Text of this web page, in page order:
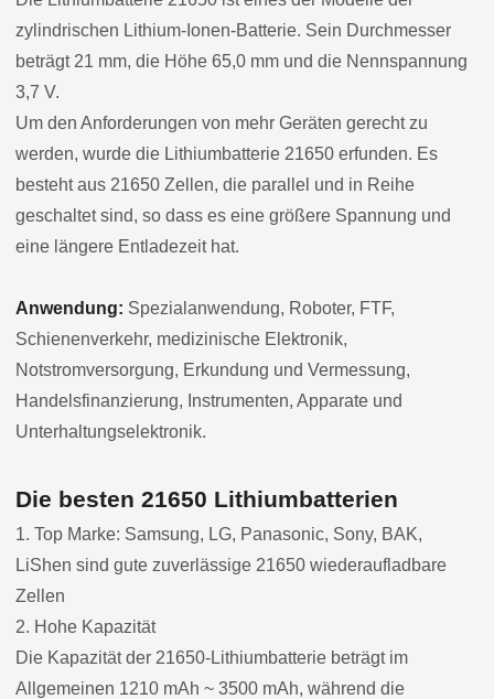
zylindrischen Lithium-Ionen-Batterie. Sein Durchmesser
beträgt 21 mm, die Höhe 65,0 mm und die Nennspannung
3,7 V.
Um den Anforderungen von mehr Geräten gerecht zu
werden, wurde die Lithiumbatterie 21650 erfunden. Es
besteht aus 21650 Zellen, die parallel und in Reihe
geschaltet sind, so dass es eine größere Spannung und
eine längere Entladezeit hat.
Anwendung: Spezialanwendung, Roboter, FTF,
Schienenverkehr, medizinische Elektronik,
Notstromversorgung, Erkundung und Vermessung,
Handelsfinanzierung, Instrumenten, Apparate und
Unterhaltungselektronik.
Die besten 21650 Lithiumbatterien
1. Top Marke: Samsung, LG, Panasonic, Sony, BAK,
LiShen sind gute zuverlässige 21650 wiederaufladbare
Zellen
2. Hohe Kapazität
Die Kapazität der 21650-Lithiumbatterie beträgt im
Allgemeinen 1210 mAh ~ 3500 mAh, während die